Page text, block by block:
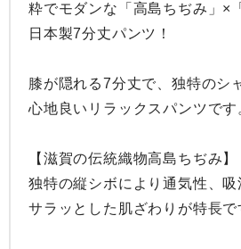
粋でモダンな「高島ちぢみ」×
日本製7分丈パンツ！
膝が隠れる7分丈で、独特のシ
心地良いリラックスパンツです
【滋賀の伝統織物高島ちぢみ】
独特の縦シボにより通気性、吸
サラッとした肌ざわりが特長で